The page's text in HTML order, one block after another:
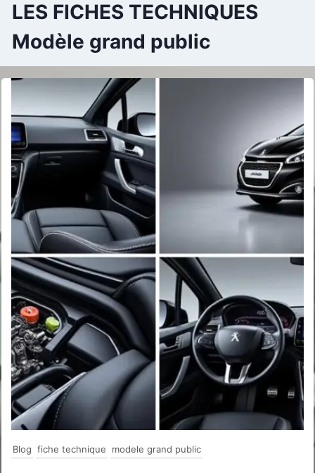
LES FICHES TECHNIQUES
Modèle grand public
Blog fiche technique modele grand public